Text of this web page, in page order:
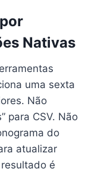
Nativas
uma sexta
Não
para CSV. Não
do
atualizar
é